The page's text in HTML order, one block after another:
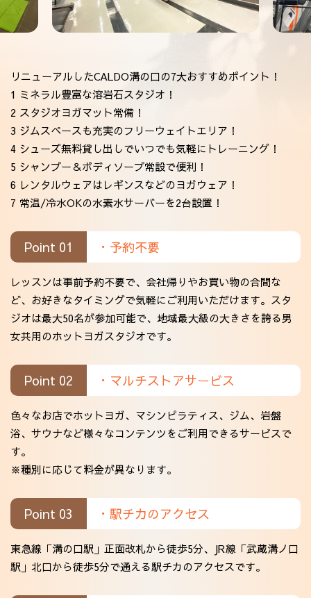
リニューアルしたCALDO溝の口の7大おすすめポイント！
1 ミネラル豊富な溶岩石スタジオ！
2 スタジオヨガマット常備！
3 ジムスペースも充実のフリーウェイトエリア！
4 シューズ無料貸し出しでいつでも気軽にトレーニング！
5 シャンプー＆ボディソープ常設で便利！
6 レンタルウェアはレギンスなどのヨガウェア！
7 常温/冷水OKの水素水サーバーを2台設置！
Point 01 ・予約不要
レッスンは事前予約不要で、会社帰りやお買い物の合間な
ど、お好きなタイミングで気軽にご利用いただけます。スタ
ジオは最大50名が参加可能で、地域最大級の大きさを誇る男
女共用のホットヨガスタジオです。
Point 02 ・マルチストアサービス
色々なお店でホットヨガ、マシンピラティス、ジム、岩盤
浴、サウナなど様々なコンテンツをご利用できるサービスで
す。
※種別に応じて料金が異なります。
Point 03 ・駅チカのアクセス
東急線「溝の口駅」正面改札から徒歩5分、JR線「武蔵溝ノ口
駅」北口から徒歩5分で通える駅チカのアクセスです。